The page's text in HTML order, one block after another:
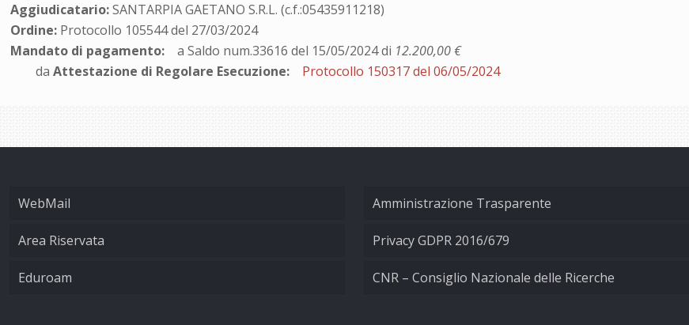
Aggiudicatario:SANTARPIA GAETANO S.R.L. (c.f.:05435911218)
Ordine: Protocollo 105544 del 27/03/2024
Mandato di pagamento: a Saldo num.33616 del 15/05/2024 di 12.200,00 €
daAttestazione di Regolare Esecuzione: Protocollo 150317 del 06/05/2024
WebMail
Area Riservata
Eduroam
Amministrazione Trasparente
Privacy GDPR 2016/679
CNR – Consiglio Nazionale delle Ricerche